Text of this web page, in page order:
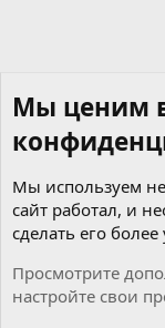
Мы ценим
Мы используем
сайт работал, и
сделать его
Просмотрите
настройте свои